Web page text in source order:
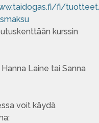
fi/
kurssin
Laine tai Sanna
voit käydä